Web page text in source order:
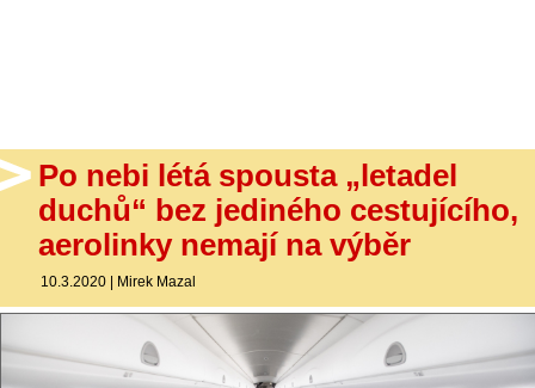
Po nebi létá spousta „letadel
duchů“ bez jediného cestujícího,
aerolinky nemají na výběr
10.3.2020 | Mirek Mazal